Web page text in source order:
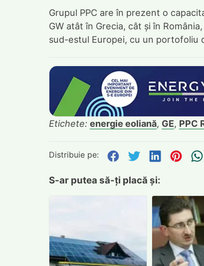
Grupul PPC are în prezent o
GW atât în Grecia, cât și în
sud-estul Europei, cu un portofoliu
Etichete: energie eoliană, GE, PPC
Distribuie pe: Distribuie pe
Distribuie
S-ar putea să-ți placă și: